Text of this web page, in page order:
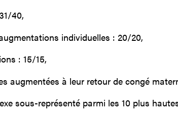
40,
individuelles : 20/20,
: 15/15,
augmentées à leur retour de congé
sous-représenté parmi les 10 plus